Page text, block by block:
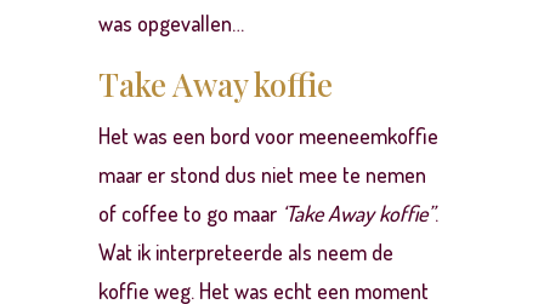
was opgevallen…
Take Away koffie
Het was een bord voor meeneemkoffie
maar er stond dus niet mee te nemen
of coffee to go maar ‘Take Away koffie”.
Wat ik interpreteerde als neem de
koffie weg. Het was echt een moment